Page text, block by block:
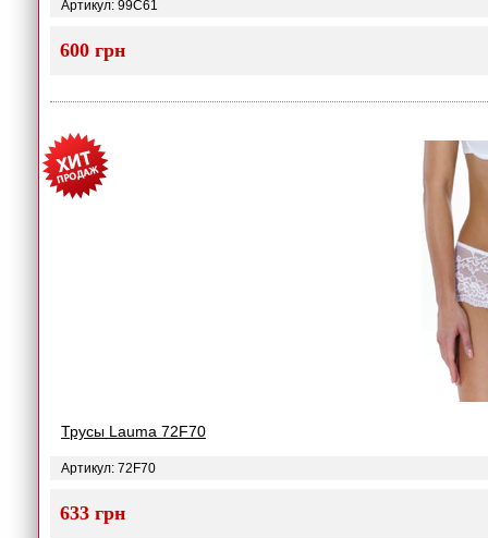
Артикул: 99C61
600 грн
Трусы Lauma 72F70
Артикул: 72F70
633 грн